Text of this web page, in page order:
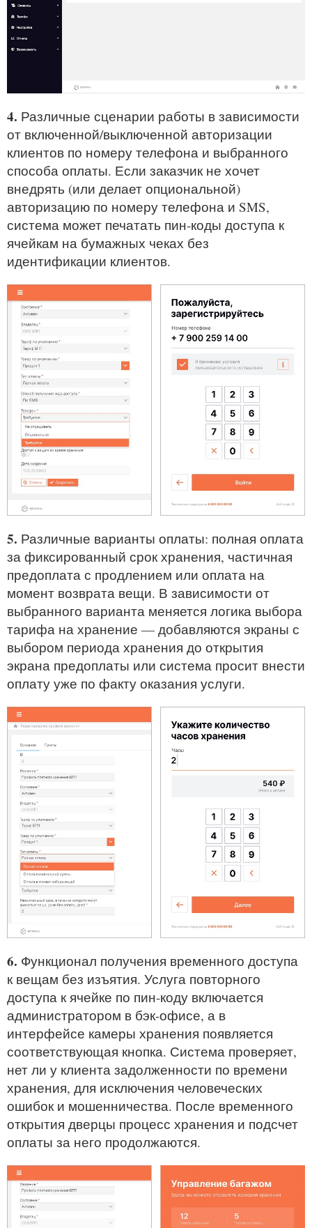
4. Различные сценарии работы в зависимости
от включенной/выключенной авторизации
клиентов по номеру телефона и выбранного
способа оплаты. Если заказчик не хочет
внедрять (или делает опциональной)
авторизацию по номеру телефона и SMS,
система может печатать пин-коды доступа к
ячейкам на бумажных чеках без
идентификации клиентов.
5. Различные варианты оплаты: полная оплата
за фиксированный срок хранения, частичная
предоплата с продлением или оплата на
момент возврата вещи. В зависимости от
выбранного варианта меняется логика выбора
тарифа на хранение — добавляются экраны с
выбором периода хранения до открытия
экрана предоплаты или система просит внести
оплату уже по факту оказания услуги.
6. Функционал получения временного доступа
к вещам без изъятия. Услуга повторного
доступа к ячейке по пин-коду включается
администратором в бэк-офисе, а в
интерфейсе камеры хранения появляется
соответствующая кнопка. Система проверяет,
нет ли у клиента задолженности по времени
хранения, для исключения человеческих
ошибок и мошенничества. После временного
открытия дверцы процесс хранения и подсчет
оплаты за него продолжаются.